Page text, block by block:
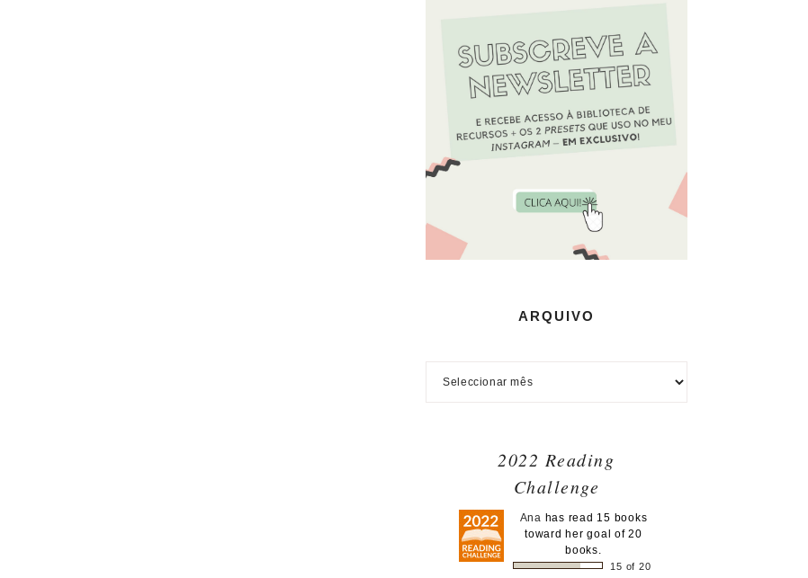
ARQUIVO
2022 Reading
Challenge
Ana has read 15 books
toward her goal of 20
books.
15 of 20